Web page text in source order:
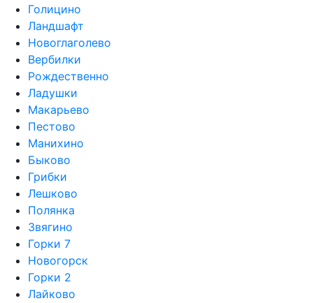
Голицино
Ландшафт
Новоглаголево
Вербилки
Рождественно
Ладушки
Макарьево
Пестово
Манихино
Быково
Грибки
Лешково
Полянка
Звягино
Горки 7
Новогорск
Горки 2
Лайково